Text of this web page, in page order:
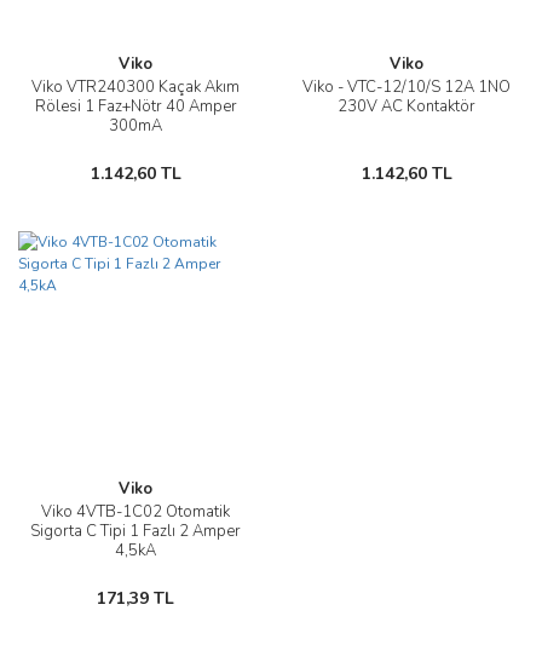
Viko
Viko VTR240300 Kaçak Akım
Rölesi 1 Faz+Nötr 40 Amper
300mA
1.142,60 TL
Viko
Viko - VTC-12/10/S 12A 1NO
230V AC Kontaktör
1.142,60 TL
Viko
Viko 4VTB-1C02 Otomatik
Sigorta C Tipi 1 Fazlı 2 Amper
4,5kA
171,39 TL